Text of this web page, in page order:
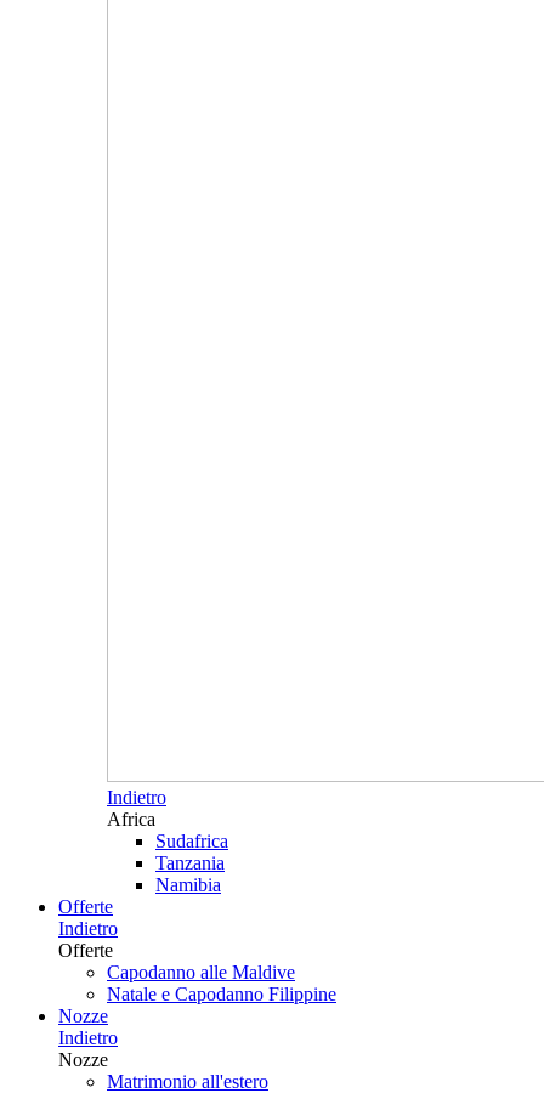
Indietro
Africa
Sudafrica
Tanzania
Namibia
Offerte
Indietro
Offerte
Capodanno alle Maldive
Natale e Capodanno Filippine
Nozze
Indietro
Nozze
Matrimonio all'estero